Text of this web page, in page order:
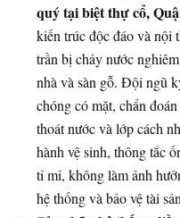
quý tại biệt thự cổ,
kiến trúc độc đáo và nội
trần bị chảy nước
nhà và sàn gỗ. Đội ngũ
chóng có mặt, chẩn
thoát nước và lớp cách
hành vệ sinh, thông tắc
tỉ mỉ, không làm ảnh
hệ thống và bảo vệ tài